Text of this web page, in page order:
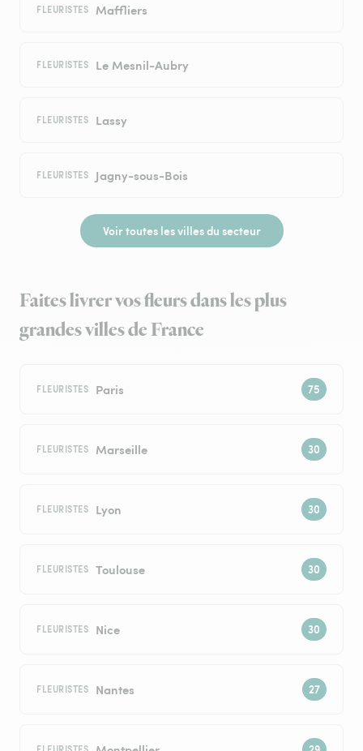
FLEURISTES Maffliers
FLEURISTES Le Mesnil-Aubry
FLEURISTES Lassy
FLEURISTES Jagny-sous-Bois
Voir toutes les villes du secteur
Faites livrer vos fleurs dans les plus
grandes villes de France
FLEURISTES Paris
FLEURISTES Marseille
FLEURISTES Lyon
FLEURISTES Toulouse
FLEURISTES Nice
FLEURISTES Nantes